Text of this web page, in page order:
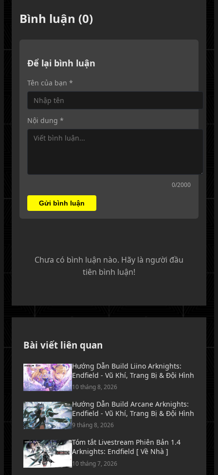
Bài viết liên quan
Hướng Dẫn Build Liino Arknights:
Endfield - Vũ Khí, Trang Bị & Đội Hình
10 tháng 8, 2026
Hướng Dẫn Build Arcane Arknights:
Endfield - Vũ Khí, Trang Bị & Đội Hình
9 tháng 8, 2026
Tóm tắt Livestream Phiên Bản 1.4
Arknights: Endfield [ Về Nhà ]
10 tháng 7, 2026
Bình luận (0)
Để lại bình luận
Tên của bạn *
Nội dung *
0/2000
Gửi bình luận
Chưa có bình luận nào. Hãy là người đầu
tiên bình luận!